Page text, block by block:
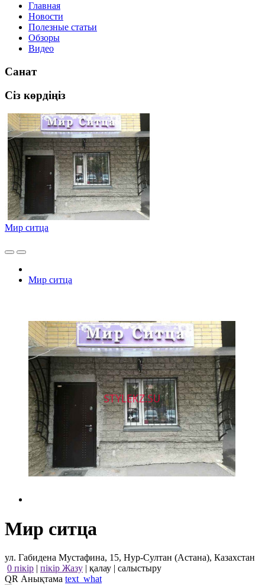
Главная
Новости
Полезные статьи
Обзоры
Видео
Санат
Сіз көрдіңіз
Мир ситца
Мир ситца
Мир ситца
ул. Габидена Мустафина, 15, Нур-Султан (Астана), Казахстан
0 пікір | пікір Жазу | қалау | салыстыру
QR Анықтама text_what